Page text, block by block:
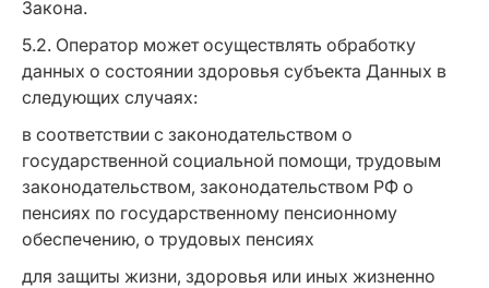
Закона.
5.2. Оператор может осуществлять обработку
данных о состоянии здоровья субъекта Данных в
следующих случаях:
в соответствии с законодательством о
государственной социальной помощи, трудовым
законодательством, законодательством РФ о
пенсиях по государственному пенсионному
обеспечению, о трудовых пенсиях
для защиты жизни, здоровья или иных жизненно